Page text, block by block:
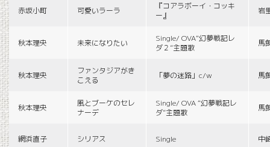
赤坂小町 可愛いラーラ
『コアラボーイ・コッキ
ー』
岩
秋本理央 未来になりたい
Single/ OVA“幻夢戦記レ
ダ２”主題歌
馬
秋本理央
ファンタジアがき
こえる
「夢の迷路」c/w 馬
秋本理央
風とブーケのセレ
ナーデ
Single/ OVA “幻夢戦記レ
ダ”主題歌
馬
網浜直子 シリアス Single 中